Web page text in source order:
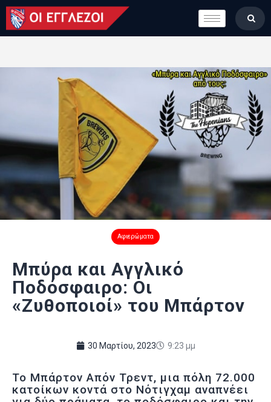
LONDON CALLING
ΚΑΤΗΓΟΡΙΕΣ
ΒΑΘΜΟΛΟΓΙΕΣ
ΟΜΑΔΕΣ
ΠΟΙΟΙ ΕΙΜΑΣΤΕ
Αφιερώματα
Μπύρα και Αγγλικό
Ποδόσφαιρο: Οι
«Ζυθοποιοί» του Μπάρτον
30 Μαρτίου, 2023 9:23 μμ
Το Μπάρτον Απόν Τρεντ, μια πόλη 72.000
κατοίκων κοντά στο Νότιγχαμ αναπνέει